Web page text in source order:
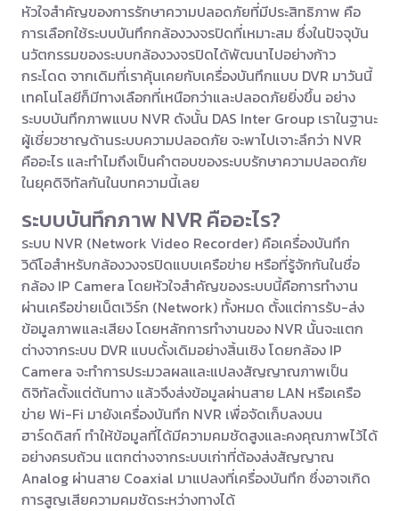
หัวใจสำคัญของการรักษาความปลอดภัยที่มีประสิทธิภาพ คือ
การเลือกใช้ระบบบันทึกกล้องวงจรปิดที่เหมาะสม ซึ่งในปัจจุบัน
นวัตกรรมของระบบกล้องวงจรปิดได้พัฒนาไปอย่างก้าว
กระโดด จากเดิมที่เราคุ้นเคยกับเครื่องบันทึกแบบ DVR มาวันนี้
เทคโนโลยีก็มีทางเลือกที่เหนือกว่าและปลอดภัยยิ่งขึ้น อย่าง
ระบบบันทึกภาพแบบ NVR ดังนั้น DAS Inter Group เราในฐานะ
ผู้เชี่ยวชาญด้านระบบความปลอดภัย จะพาไปเจาะลึกว่า NVR
คืออะไร และทำไมถึงเป็นคำตอบของระบบรักษาความปลอดภัย
ในยุคดิจิทัลกันในบทความนี้เลย
ระบบบันทึกภาพ NVR คืออะไร?
ระบบ NVR (Network Video Recorder) คือเครื่องบันทึก
วิดีโอสำหรับกล้องวงจรปิดแบบเครือข่าย หรือที่รู้จักกันในชื่อ
กล้อง IP Camera โดยหัวใจสำคัญของระบบนี้คือการทำงาน
ผ่านเครือข่ายเน็ตเวิร์ก (Network) ทั้งหมด ตั้งแต่การรับ-ส่ง
ข้อมูลภาพและเสียง โดยหลักการทำงานของ NVR นั้นจะแตก
ต่างจากระบบ DVR แบบดั้งเดิมอย่างสิ้นเชิง โดยกล้อง IP
Camera จะทำการประมวลผลและแปลงสัญญาณภาพเป็น
ดิจิทัลตั้งแต่ต้นทาง แล้วจึงส่งข้อมูลผ่านสาย LAN หรือเครือ
ข่าย Wi-Fi มายังเครื่องบันทึก NVR เพื่อจัดเก็บลงบน
ฮาร์ดดิสก์ ทำให้ข้อมูลที่ได้มีความคมชัดสูงและคงคุณภาพไว้ได้
อย่างครบถ้วน แตกต่างจากระบบเก่าที่ต้องส่งสัญญาณ
Analog ผ่านสาย Coaxial มาแปลงที่เครื่องบันทึก ซึ่งอาจเกิด
การสูญเสียความคมชัดระหว่างทางได้